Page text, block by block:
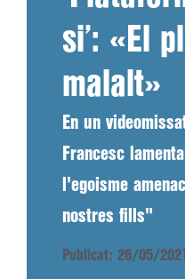
si’: «El
malalt»
En un
Francesc
l'egoisme
nostres fills"
Publicat: 26/05/